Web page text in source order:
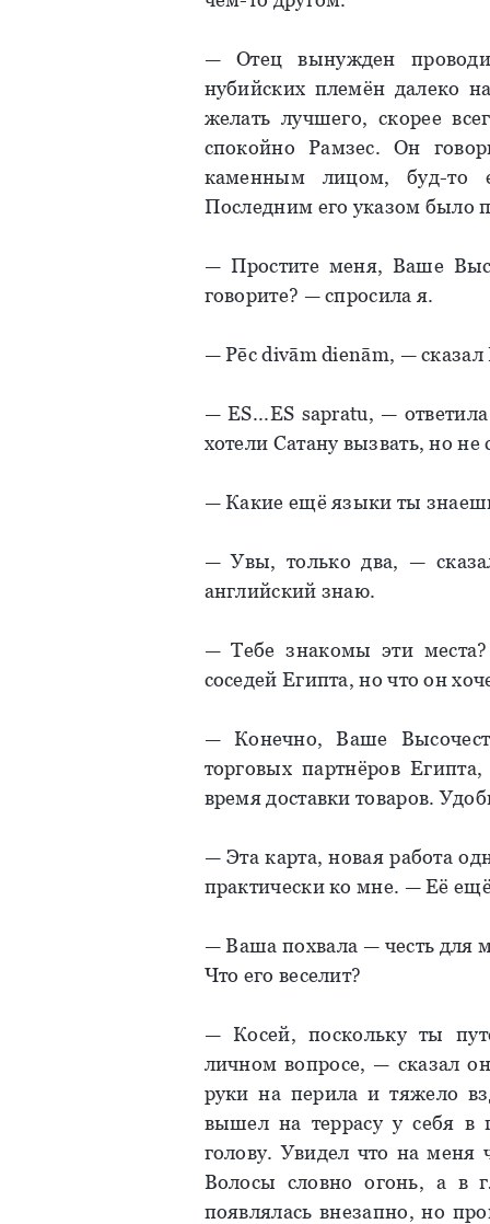
— Отец вынужден
нубийских племён далеко
желать лучшего, скорее
спокойно Рамзес. Он
каменным лицом, буд-то
Последним его указом было
— Простите меня, Ваше
говорите? — спросила я.
— Pēc divām dienām, —
— ES...ES sapratu, —
хотели Сатану вызвать, но не
— Какие ещё языки ты
— Увы, только два, —
английский знаю.
— Тебе знакомы эти
соседей Египта, но что он
— Конечно, Ваше
торговых партнёров
время доставки товаров.
— Эта карта, новая работа
практически ко мне. — Её
— Ваша похвала — честь для
Что его веселит?
— Косей, поскольку ты
личном вопросе, — сказал
руки на перила и тяжело
вышел на террасу у себя в
голову. Увидел что на меня
Волосы словно огонь, а в
появлялась внезапно, но